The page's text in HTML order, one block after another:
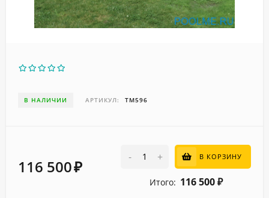
В НАЛИЧИИ АРТИКУЛ: ТМ596
116 500₽
- + В КОРЗИНУ
Итого: 116 500 ₽